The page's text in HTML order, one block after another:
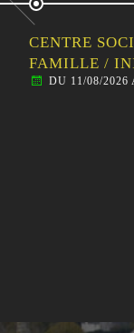
CENTRE
FAMILLE/
MALESTROIT